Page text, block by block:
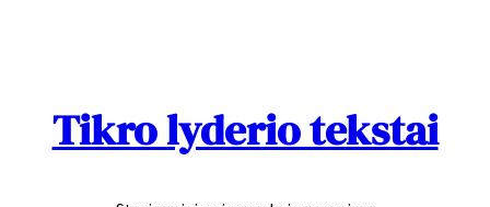
Tikro lyderio tekstai